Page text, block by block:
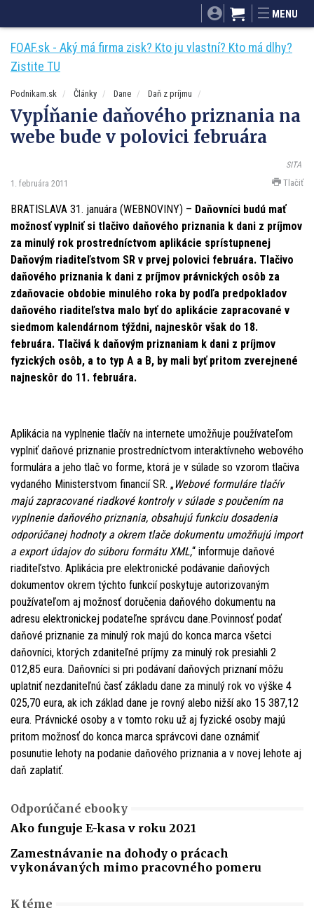
Mnamky-recepty.sk
MENU
FOAF.sk - Aký má firma zisk? Kto ju vlastní? Kto má dlhy?
Zistite TU
Podnikam.sk Články Dane Daň z príjmu
Vypĺňanie daňového priznania na
webe bude v polovici februára
SITA
1. februára 2011 Tlačiť
BRATISLAVA 31. januára (WEBNOVINY) – Daňovníci budú mať
možnosť vyplniť si tlačivo daňového priznania k dani z príjmov
za minulý rok prostredníctvom aplikácie sprístupnenej
Daňovým riaditeľstvom SR v prvej polovici februára. Tlačivo
daňového priznania k dani z príjmov právnických osôb za
zdaňovacie obdobie minulého roka by podľa predpokladov
daňového riaditeľstva malo byť do aplikácie zapracované v
siedmom kalendárnom týždni, najneskôr však do 18.
februára. Tlačivá k daňovým priznaniam k dani z príjmov
fyzických osôb, a to typ A a B, by mali byť pritom zverejnené
najneskôr do 11. februára.
Aplikácia na vyplnenie tlačív na internete umožňuje používateľom
vyplniť daňové priznanie prostredníctvom interaktívneho webového
formulára a jeho tlač vo forme, ktorá je v súlade so vzorom tlačiva
vydaného Ministerstvom financií SR. „Webové formuláre tlačív
majú zapracované riadkové kontroly v súlade s poučením na
vyplnenie daňového priznania, obsahujú funkciu dosadenia
odporúčanej hodnoty a okrem tlače dokumentu umožňujú import
a export údajov do súboru formátu XML,“ informuje daňové
riaditeľstvo. Aplikácia pre elektronické podávanie daňových
dokumentov okrem týchto funkcií poskytuje autorizovaným
používateľom aj možnosť doručenia daňového dokumentu na
adresu elektronickej podateľne správcu dane.Povinnosť podať
daňové priznanie za minulý rok majú do konca marca všetci
daňovníci, ktorých zdaniteľné príjmy za minulý rok presiahli 2
012,85 eura. Daňovníci si pri podávaní daňových priznaní môžu
uplatniť nezdaniteľnú časť základu dane za minulý rok vo výške 4
025,70 eura, ak ich základ dane je rovný alebo nižší ako 15 387,12
eura. Právnické osoby a v tomto roku už aj fyzické osoby majú
pritom možnosť do konca marca správcovi dane oznámiť
posunutie lehoty na podanie daňového priznania a v novej lehote aj
daň zaplatiť.
Odporúčané ebooky
Ako funguje E-kasa v roku 2021
Zamestnávanie na dohody o prácach
vykonávaných mimo pracovného pomeru
K téme